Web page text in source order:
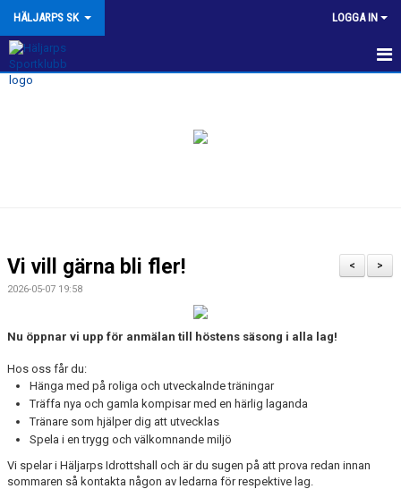
HÄLJARPS SK LOGGA IN
NYHETER
MATCHER
HSK KLUBBSHOP
BOKA TALLSTUGAN
>
<
Vi vill gärna bli fler!
2026-05-07 19:58
Nu öppnar vi upp för anmälan till höstens säsong i alla lag!
Hos oss får du:
Hänga med på roliga och utveckalnde träningar
Träffa nya och gamla kompisar med en härlig laganda
Tränare som hjälper dig att utvecklas
Spela i en trygg och välkomnande miljö
Vi spelar i Häljarps Idrottshall och är du sugen på att prova redan innan
sommaren så kontakta någon av ledarna för respektive lag.